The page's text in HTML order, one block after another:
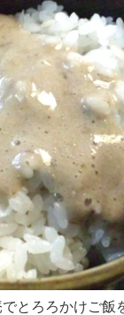
とろろかけご飯